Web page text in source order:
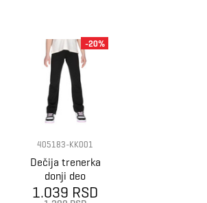
405183-KK001
Dečija trenerka
donji deo
Champion Chmp
1.039 RSD
-20%